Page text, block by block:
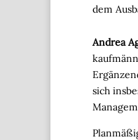
dem
Andrea
sich